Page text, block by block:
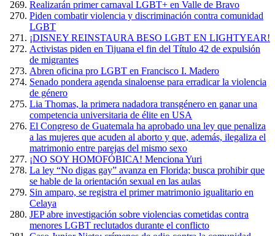
Realizarán primer carnaval LGBT+ en Valle de Bravo
Piden combatir violencia y discriminación contra comunidad
LGBT
¡DISNEY REINSTAURA BESO LGBT EN LIGHTYEAR!
Activistas piden en Tijuana el fin del Título 42 de expulsión
de migrantes
Abren oficina pro LGBT en Francisco I. Madero
Senado pondera agenda sinaloense para erradicar la violencia
de género
Lia Thomas, la primera nadadora transgénero en ganar una
competencia universitaria de élite en USA
El Congreso de Guatemala ha aprobado una ley que penaliza
a las mujeres que acuden al aborto y que, además, ilegaliza el
matrimonio entre parejas del mismo sexo
¡NO SOY HOMOFÓBICA! Menciona Yuri
La ley “No digas gay” avanza en Florida; busca prohibir que
se hable de la orientación sexual en las aulas
Sin amparo, se registra el primer matrimonio igualitario en
Celaya
JEP abre investigación sobre violencias cometidas contra
menores LGBT reclutados durante el conflicto